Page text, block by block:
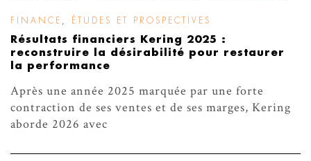
FINANCE ÉTUDES ET PROSPECTIVES
Résultats financiers Kering 2025 :
reconstruire la désirabilité pour restaurer
la performance
Après une année 2025 marquée par une forte
contraction de ses ventes et de ses marges, Kering
aborde 2026 avec